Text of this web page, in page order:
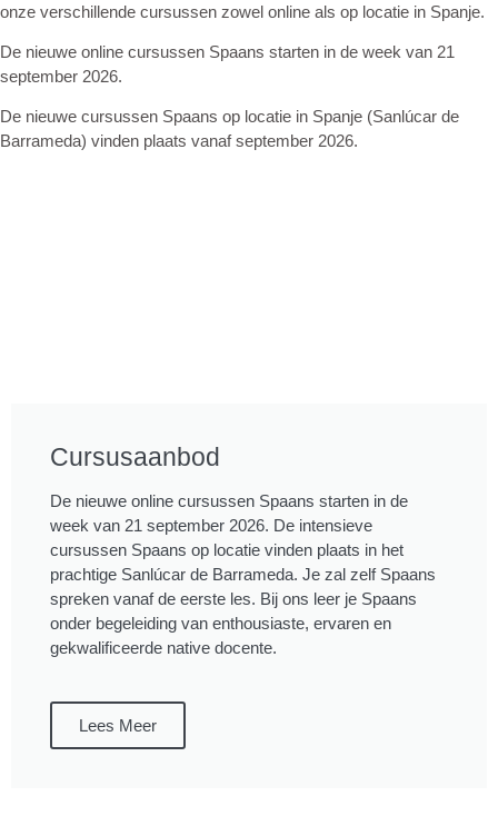
onze verschillende cursussen zowel online als op locatie in Spanje.
De nieuwe online cursussen Spaans starten in de week van 21
september 2026.
De nieuwe cursussen Spaans op locatie in Spanje (Sanlúcar de
Barrameda) vinden plaats vanaf september 2026.
Cursusaanbod
De nieuwe online cursussen Spaans starten in de
week van 21 september 2026. De intensieve
cursussen Spaans op locatie vinden plaats in het
prachtige Sanlúcar de Barrameda. Je zal zelf Spaans
spreken vanaf de eerste les. Bij ons leer je Spaans
onder begeleiding van enthousiaste, ervaren en
gekwalificeerde native docente.
Lees Meer